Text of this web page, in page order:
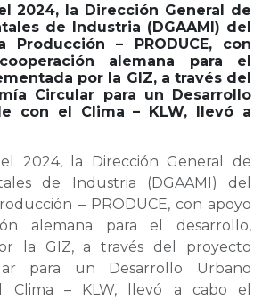
2024, la Dirección General de
de Industria (DGAAMI) del
– PRODUCE, con
alemana para el
por la GIZ, a través del
Circular para un Desarrollo
con el Clima – KLW, llevó a
2024, la Dirección General de
de Industria (DGAAMI) del
– PRODUCE, con apoyo
alemana para el desarrollo,
la GIZ, a través del proyecto
para un Desarrollo Urbano
Clima – KLW, llevó a cabo el